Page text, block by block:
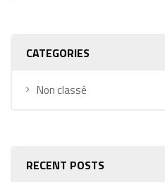
CATEGORIES
Non classé
RECENT POSTS